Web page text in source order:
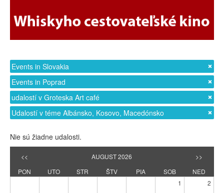
Events in Slovakia
Events in Poprad
udalostí v Groteska Art café
Udalostí v téme Albánsko, Kosovo, Macedónsko
Nie sú žiadne udalosti.
<< AUGUST 2026
>>
PON
UTO STR ŠTV PIA SOB
NED
1
2